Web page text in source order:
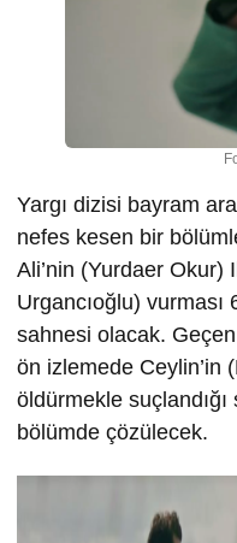
Yargı dizisi bayram
nefes kesen bir
Ali’nin (Yurdaer Okur)
Urgancıoğlu) vurması
sahnesi olacak.
ön izlemede Ceylin’in
öldürmekle
bölümde çözülecek.